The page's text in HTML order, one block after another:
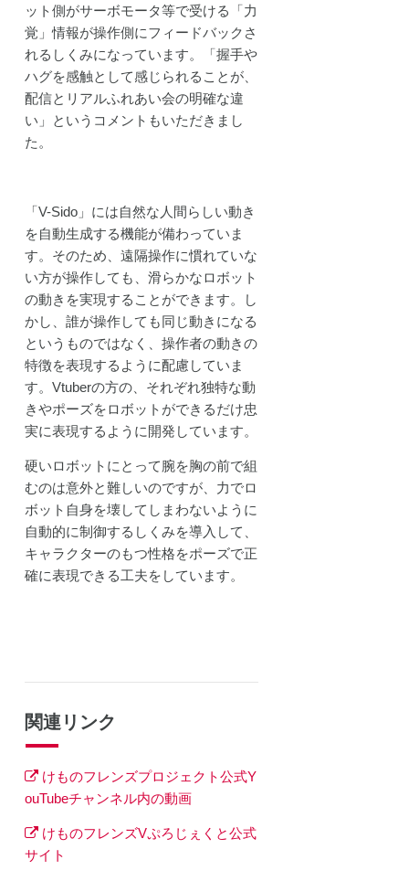
ット側がサーボモータ等で受ける「力
覚」情報が操作側にフィードバックさ
れるしくみになっています。「握手や
ハグを感触として感じられることが、
配信とリアルふれあい会の明確な違
い」というコメントもいただきまし
た。
「V-Sido」には自然な人間らしい動き
を自動生成する機能が備わっていま
す。そのため、遠隔操作に慣れていな
い方が操作しても、滑らかなロボット
の動きを実現することができます。し
かし、誰が操作しても同じ動きになる
というものではなく、操作者の動きの
特徴を表現するように配慮していま
す。Vtuberの方の、それぞれ独特な動
きやポーズをロボットができるだけ忠
実に表現するように開発しています。
硬いロボットにとって腕を胸の前で組
むのは意外と難しいのですが、力でロ
ボット自身を壊してしまわないように
自動的に制御するしくみを導入して、
キャラクターのもつ性格をポーズで正
確に表現できる工夫をしています。
関連リンク
けものフレンズプロジェクト公式Y
ouTubeチャンネル内の動画
けものフレンズVぷろじぇくと公式
サイト